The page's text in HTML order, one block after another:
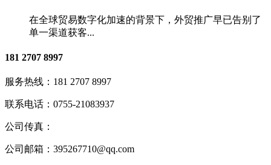
在全球贸易数字化加速的背景下，外贸推广早已告别了
单一渠道获客...
181 2707 8997
服务热线： 181 2707 8997
联系电话： 0755-21083937
公司传真：
公司邮箱： 395267710@qq.com